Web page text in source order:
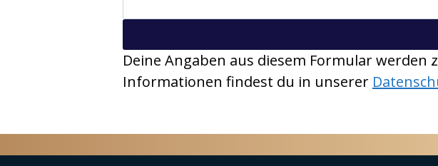
Deine Angaben aus diesem Formular
Informationen findest du in unserer